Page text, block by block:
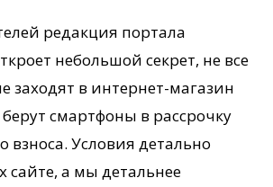
редакция портала
небольшой секрет, не все
заходят в интернет-магазин
смартфоны в рассрочку
взноса. Условия детально
сайте, а мы детальнее